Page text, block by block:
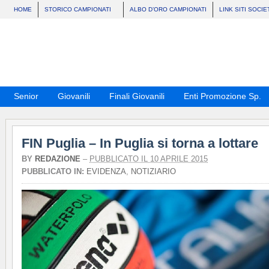
HOME STORICO CAMPIONATI ALBO D’ORO CAMPIONATI LINK SITI
Senior Giovanili Finali Giovanili Enti Promozione Sp.
FIN Puglia – In Puglia si torna a lottare
BY REDAZIONE – PUBBLICATO IL 10 APRILE 2015
PUBBLICATO IN: EVIDENZA, NOTIZIARIO